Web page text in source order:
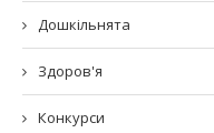
Дошкільнята
Здоров'я
Конкурси